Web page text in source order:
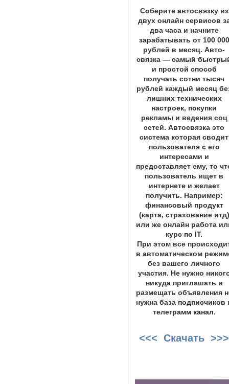
Соберите автосвязку из
двух онлайн сервисов
два часа и начните
зарабатывать от 100 000
рублей в месяц. Авто-
связка — самый
и простой способ
получать сотни тысяч
рублей каждый месяц
лишних технических
настроек, покупки
рекламы и ведения соц
сетей. Автосвязка это
система которая сводит
пользователя с его
интересами и
предоставляет ему, то
пользователь ищет в
интернете и желает
получить. Например:
финансовый продукт
(карта, страхование итд)
или же онлайн работа
курс по IT.
При этом все
в автоматическом
без вашего личного
участия. Не нужно
никуда приглашать и
размещать объявления
нужна база подписчиков
телеграмм канал.
<<< Скачать >>>